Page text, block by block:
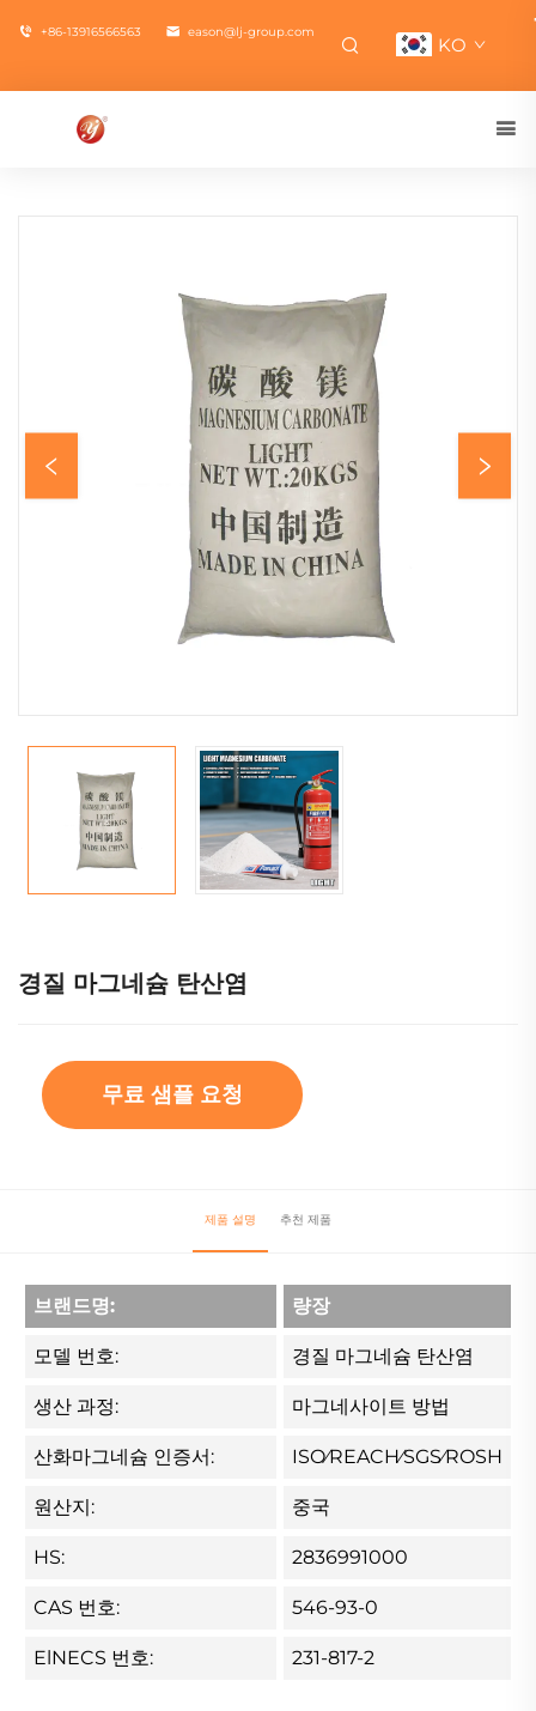
+86-13916566563 eason@lj-group.com
KO
경질 마그네슘 탄산염
무료 샘플 요청
제품 설명 추천 제품
브랜드명: 량장
모델 번호: 경질 마그네슘 탄산염
생산 과정: 마그네사이트 방법
산화마그네슘 인증서: ISO⁄REACH⁄SGS⁄ROSH
원산지: 중국
HS: 2836991000
CAS 번호: 546-93-0
ElNECS 번호: 231-817-2